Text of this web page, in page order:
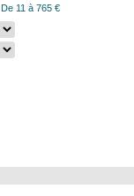
De 11 à 765 €